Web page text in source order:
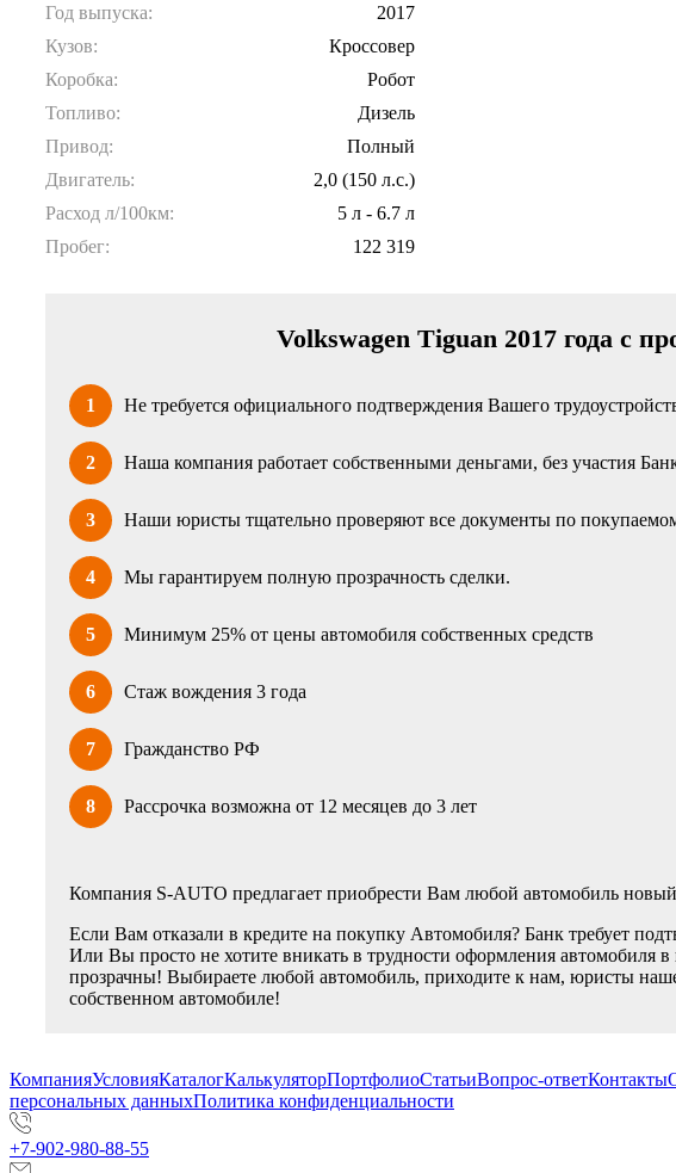
Год выпуска:
2017
Кузов:
Кроссовер
Коробка:
Робот
Топливо:
Дизель
Привод:
Полный
Двигатель:
2,0 (150 л.с.)
Расход л/100км:
5 л - 6.7 л
Пробег:
122 319
Volkswagen Tiguan 2017 года с
1 Не требуется официального подтверждения Вашего
2 Наша компания работает собственными деньгами, без участия
3 Наши юристы тщательно проверяют все документы по
4 Мы гарантируем полную прозрачность сделки.
5 Минимум 25% от цены автомобиля собственных средств
6 Стаж вождения 3 года
7 Гражданство РФ
8 Рассрочка возможна от 12 месяцев до 3 лет
Компания S-AUTO предлагает приобрести Вам любой автомобиль
Если Вам отказали в кредите на покупку Автомобиля? Банк требует
Или Вы просто не хотите вникать в трудности оформления автомобиля
прозрачны! Выбираете любой автомобиль, приходите к нам, юристы
собственном автомобиле!
КомпанияУсловияКаталогКалькуляторПортфолиоСтатьиВопрос-ответКонтакты
персональных данныхПолитика конфиденциальности
+7-902-980-88-55